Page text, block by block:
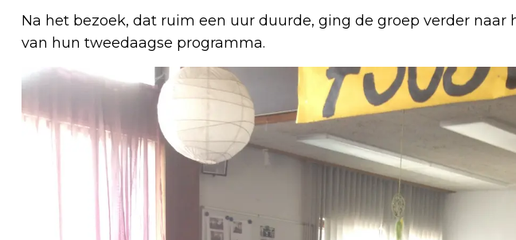
Na het bezoek, dat ruim een uur duurde, ging de groep verder naar
van hun tweedaagse programma.